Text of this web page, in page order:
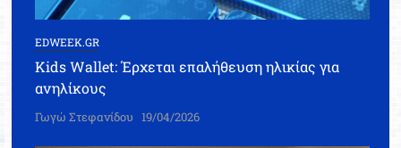
EDWEEK.GR
Kids Wallet: Έρχεται επαλήθευση ηλικίας για
ανηλίκους
Γωγώ Στεφανίδου 19/04/2026